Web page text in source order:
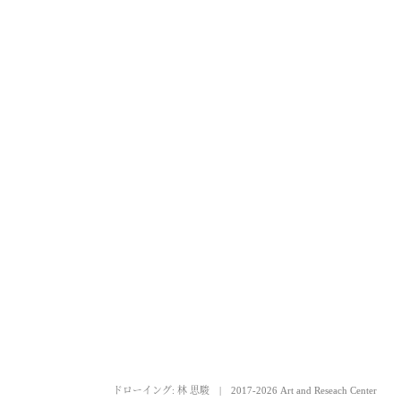
ドローイング: 林 思駿 2017-2026 Art and Reseach Center